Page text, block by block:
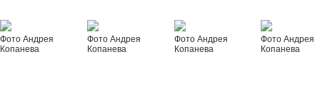
Фото Андрея
Копанева
Фото Андрея
Копанева
Фото Андрея
Копанева
Фото Андрея
Копанева